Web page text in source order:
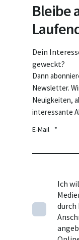
Bleibe
Dein
geweckt?
Dann
Newsletter.
Neuigkeiten,
interessante
E-Mail *
Ich
durch